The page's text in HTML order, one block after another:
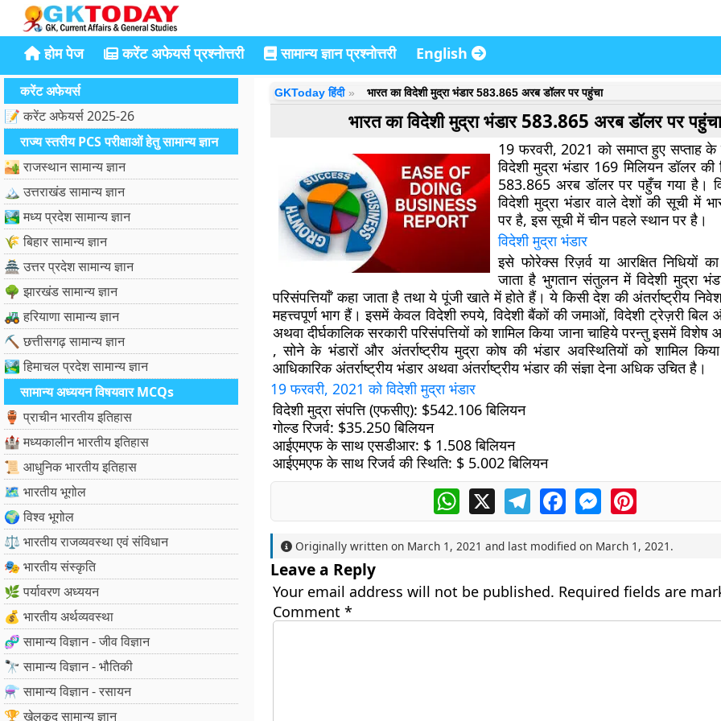
होम पेज करेंट अफेयर्स प्रश्नोत्तरी सामान्य ज्ञान प्रश्नोत्तरी English
करेंट अफेयर्स
📝 करेंट अफेयर्स 2025-26
राज्य स्तरीय PCS परीक्षाओं हेतु सामान्य ज्ञान
🏜️ राजस्थान सामान्य ज्ञान
🏔️ उत्तराखंड सामान्य ज्ञान
🏞️ मध्य प्रदेश सामान्य ज्ञान
🌾 बिहार सामान्य ज्ञान
🏯 उत्तर प्रदेश सामान्य ज्ञान
🌳 झारखंड सामान्य ज्ञान
🚜 हरियाणा सामान्य ज्ञान
⛏️ छत्तीसगढ़ सामान्य ज्ञान
🏞️ हिमाचल प्रदेश सामान्य ज्ञान
सामान्य अध्ययन विषयवार MCQs
🏺 प्राचीन भारतीय इतिहास
🏰 मध्यकालीन भारतीय इतिहास
📜 आधुनिक भारतीय इतिहास
🗺️ भारतीय भूगोल
🌍 विश्व भूगोल
⚖️ भारतीय राजव्यवस्था एवं संविधान
🎭 भारतीय संस्कृति
🌿 पर्यावरण अध्ययन
💰 भारतीय अर्थव्यवस्था
🧬 सामान्य विज्ञान - जीव विज्ञान
🔭 सामान्य विज्ञान - भौतिकी
⚗️ सामान्य विज्ञान - रसायन
🏆 खेलकूद सामान्य ज्ञान
GKToday हिंदी भारत का विदेशी मुद्रा भंडार 583.865 अरब डॉलर पर पहुंचा
भारत का विदेशी मुद्रा भंडार 583.865 अरब डॉलर पर पहुंचा
19 फरवरी, 2021 को समाप्त हुए सप्ताह के
विदेशी मुद्रा भंडार 169 मिलियन डॉलर
583.865 अरब डॉलर पर पहुँच गया है।
विदेशी मुद्रा भंडार वाले देशों की सूची में
पर है, इस सूची में चीन पहले स्थान पर है।
विदेशी मुद्रा भंडार
इसे फोरेक्स रिज़र्व या आरक्षित निधियों
जाता है भुगतान संतुलन में विदेशी मुद्रा
परिसंपत्तियाँ’ कहा जाता है तथा ये पूंजी खाते में होते हैं। ये किसी देश की अंतर्राष्ट्रीय
महत्त्वपूर्ण भाग हैं। इसमें केवल विदेशी रुपये, विदेशी बैंकों की जमाओं, विदेशी ट्रेज़री
अथवा दीर्घकालिक सरकारी परिसंपत्तियों को शामिल किया जाना चाहिये परन्तु इसमें
, सोने के भंडारों और अंतर्राष्ट्रीय मुद्रा कोष की भंडार अवस्थितियों को शामिल
आधिकारिक अंतर्राष्ट्रीय भंडार अथवा अंतर्राष्ट्रीय भंडार की संज्ञा देना अधिक उचित है।
19फरवरी, 2021को विदेशी मुद्रा भंडार
विदेशी मुद्रा संपत्ति (एफसीए): $542.106 बिलियन
गोल्ड रिजर्व: $35.250 बिलियन
आईएमएफ के साथ एसडीआर: $ 1.508 बिलियन
आईएमएफ के साथ रिजर्व की स्थिति: $ 5.002 बिलियन
WhatsApp
X TelegramFacebookMessengerPinterest
Originally written on March 1, 2021 and last modified on March 1, 2021 .
Leave a Reply
Your email address will not be published. Required fields are
Comment *